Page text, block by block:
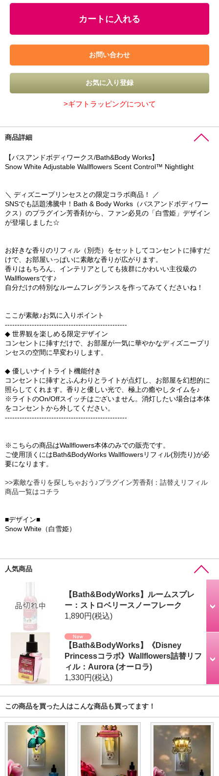
>ギフトラッピングについて
商品詳細
【バスアンドボディワークス/Bath&Body Works】
Snow White Adjustable Wallflowers Scent Control™ Nightlight
＼ ディズニープリンセスとの限定コラボ商品！ ／
SNSでも話題沸騰中！Bath & Body Works（バスアンドボディワー
クス）のプラグイン芳香剤から、ファン必見の「白雪姫」デザイン
が登場しました☆
お好きな香りのリフィル（別売）をセットしてコンセントに挿すだ
けで、お部屋いっぱいに素敵な香りが広がります。
香りはもちろん、インテリアとしても抜群にかわいい主役級の
Wallflowersです♪
自分だけの特別なルームフレグランスを作ってみてくださいね！
ここが素敵♪お気に入りポイント
--------------------------------------------------
◆ 世界観を楽しめる限定デザイン
コンセントに挿すだけで、お部屋が一気に華やかなディズニープリ
ンセスの空間に早変わりします。
◆ 優しいナイトライト機能付き
コンセントに挿すとふんわりとライトが点灯し、お部屋を幻想的に
照らしてくれます。香りと優しい光で、極上の癒やしタイムを♪
※ライトのOn/Offスイッチはございません。消灯したい場合は本体
をコンセントから外してください。
--------------------------------------------------
※こちらの商品はWallflowers本体のみでの販売です。
ご使用頂くにはBath&BodyWorks Wallflowersリフィル(別売り)が必
要になります。
>>素敵な香りを探しちゃおう♪プラグイン芳香剤：詰替えリフィル
商品一覧はコチラ
■デザイン■
Snow White（白雪姫）
人気商品
【Bath&BodyWorks】ルームスプレ
ー：ストロベリースノーフレーク
1,890円(税込)
【Bath&BodyWorks】《Disney
Princessコラボ》Wallflowers詰替リフ
ィル：Aurora (オーロラ)
1,330円(税込)
この商品を買った人はこんな商品も買ってます！